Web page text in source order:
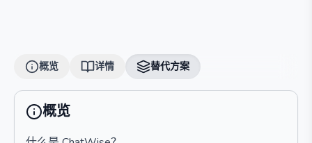
概览 详情 替代方案
概览